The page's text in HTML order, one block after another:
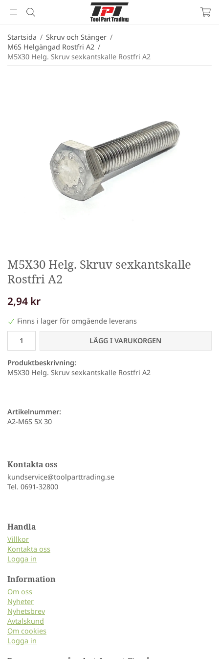
Startsida / Skruv och Stänger /
M6S Helgängad Rostfri A2 /
M5X30 Helg. Skruv sexkantskalle Rostfri A2
M5X30 Helg. Skruv sexkantskalle
Rostfri A2
2,94 kr
Finns i lager för omgående leverans
LÄGG I VARUKORGEN
Produktbeskrivning:
M5X30 Helg. Skruv sexkantskalle Rostfri A2
Artikelnummer:
A2-M6S 5X 30
Kontakta oss
kundservice@toolparttrading.se
Tel. 0691-32800
Handla
Villkor
Kontakta oss
Logga in
Information
Om oss
Nyheter
Nyhetsbrev
Avtalskund
Om cookies
Logga in